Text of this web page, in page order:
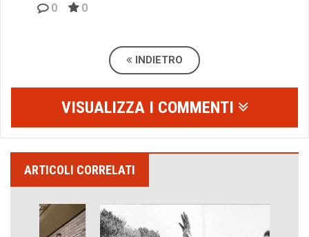
0 0
INDIETRO
VISUALIZZA I COMMENTI
ARTICOLI CORRELATI